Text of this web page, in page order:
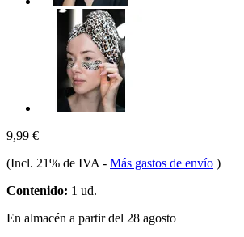
9,99 €
(Incl. 21% de IVA - Más gastos de envío )
Contenido: 1 ud.
En almacén a partir del 28 agosto